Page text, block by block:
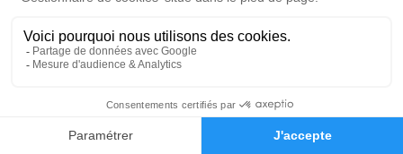
Faire-part Hommages
mercredi 10 juin 2026 à 10h30
Église Saint Privat de Carmaux
81400 Carmaux